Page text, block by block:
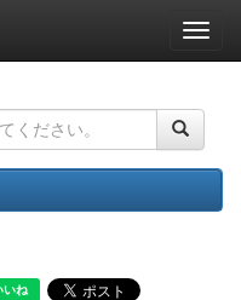
ナ
ビ
ー
ョ
ン